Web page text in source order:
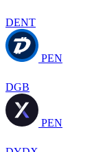
DENT
PEN
DGB
PEN